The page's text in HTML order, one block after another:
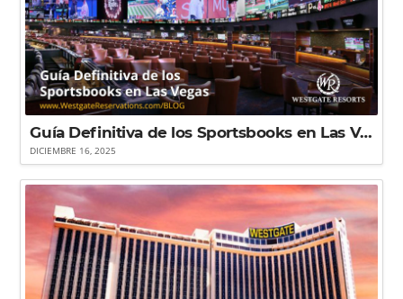
Guía Definitiva de los Sportsbooks en Las Vegas
DICIEMBRE 16, 2025